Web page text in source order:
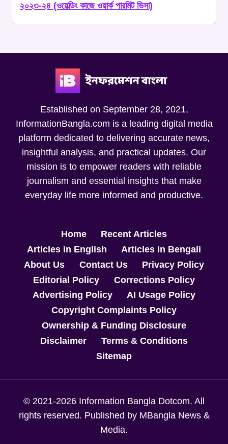
২০২৩-২৪ (ওয়েল্ডিং কাজে ওয়ার্ক পারমিট ভিসা)
Established on September 28, 2021,
InformationBangla.com is a leading digital media
platform dedicated to delivering accurate news,
insightful analysis, and practical updates. Our
mission is to empower readers with reliable
journalism and essential insights that make
everyday life more informed and productive.
Home
Recent Articles
Articles in English
Articles in Bengali
About Us
Contact Us
Privacy Policy
Editorial Policy
Corrections Policy
Advertising Policy
AI Usage Policy
Copyright Complaints Policy
Ownership & Funding Disclosure
Disclaimer
Terms & Conditions
Sitemap
© 2021-2026 Information Bangla Dotcom. All
rights reserved. Published by MBangla News &
Media.